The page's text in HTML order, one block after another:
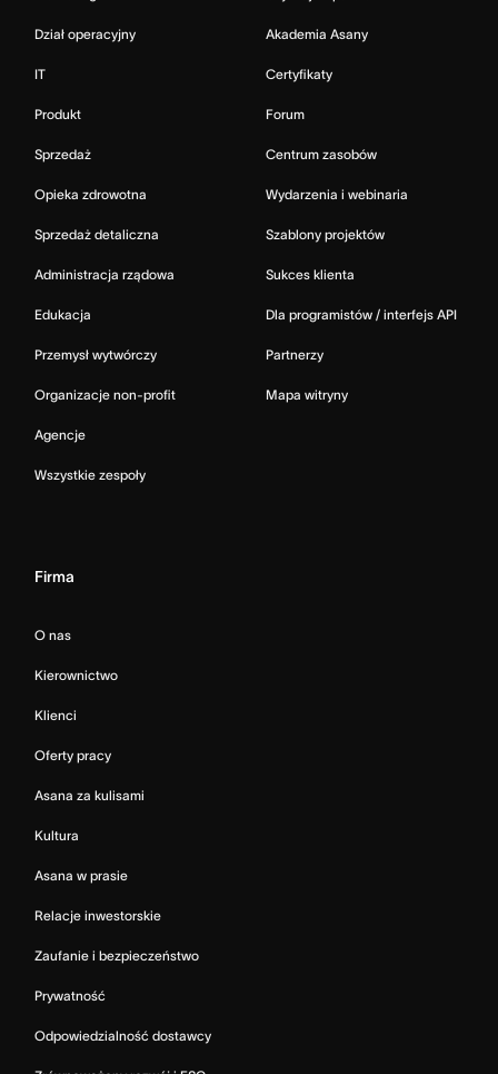
Dział operacyjny
IT
Produkt
Sprzedaż
Opieka zdrowotna
Sprzedaż detaliczna
Administracja rządowa
Edukacja
Przemysł wytwórczy
Organizacje non-profit
Agencje
Wszystkie zespoły
Akademia Asany
Certyfikaty
Forum
Centrum zasobów
Wydarzenia i webinaria
Szablony projektów
Sukces klienta
Dla programistów / interfejs API
Partnerzy
Mapa witryny
Firma
O nas
Kierownictwo
Klienci
Oferty pracy
Asana za kulisami
Kultura
Asana w prasie
Relacje inwestorskie
Zaufanie i bezpieczeństwo
Prywatność
Odpowiedzialność dostawcy